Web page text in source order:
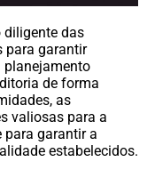
diligente das
para garantir
planejamento
de forma
as
valiosas para a
para garantir a
estabelecidos.